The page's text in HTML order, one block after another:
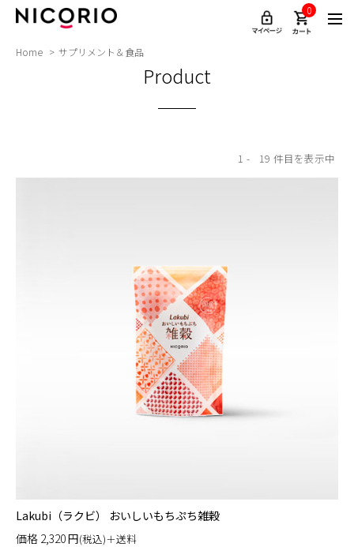
0
Home サプリメント＆食品
Product
1 19
Lakubi（ラクビ） おいしいもちぷち雑穀
価格 2,320円(税込)＋送料